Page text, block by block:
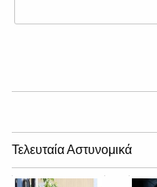
Τελευταία Αστυνομικά